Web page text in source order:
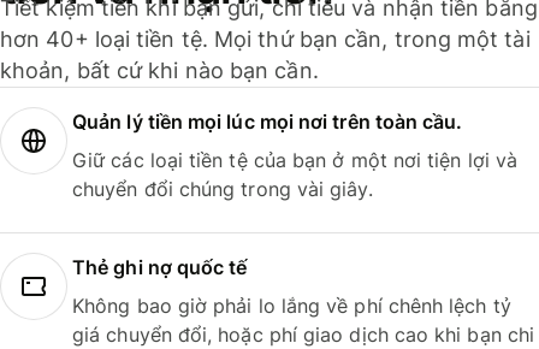
Tiết kiệm tiền khi bạn gửi, chi tiêu và nhận tiền bằng
hơn 40+ loại tiền tệ. Mọi thứ bạn cần, trong một tài
khoản, bất cứ khi nào bạn cần.
Quản lý tiền mọi lúc mọi nơi trên toàn cầu.
Giữ các loại tiền tệ của bạn ở một nơi tiện lợi và
chuyển đổi chúng trong vài giây.
Thẻ ghi nợ quốc tế
Không bao giờ phải lo lắng về phí chênh lệch tỷ
giá chuyển đổi, hoặc phí giao dịch cao khi bạn chi